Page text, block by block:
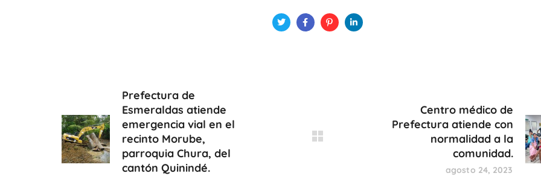
Prefectura de
Esmeraldas atiende
emergencia vial en el
recinto Morube,
parroquia Chura, del
cantón Quinindé.
Centro médico de
Prefectura atiende con
normalidad a la
comunidad.
agosto 24, 2023